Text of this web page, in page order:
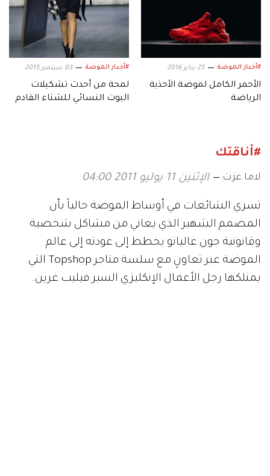
#أخبار الموضة 25 يناير 2016
الأحمر الكامل لموضة الأحذية
الرياضة
#أخبار الموضة 03 سبتمبر 2015
لمحة من أحدث تشكيلات
البوت النسائي للشتاء القادم
#أناقتك
لاما عزت الإثنين 11 يوليو 2011 04:00
تسري الشائعات في أوساط الموضة حالياً بأن
المصمم الشهير الذي يعاني من مشاكل شخصية
وقانونية جون غاليانو يخطط إلى عودته إلى عالم
الموضة عبر تعاونٍ مع سلسة متاجر Topshop التي
يمتلكها رجل الأعمال الإنكليزي السير فيليب غرين.